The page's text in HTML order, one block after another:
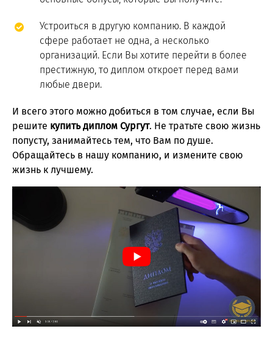
Устроиться в другую компанию. В каждой
сфере работает не одна, а несколько
организаций. Если Вы хотите перейти в более
престижную, то диплом откроет перед вами
любые двери.
И всего этого можно добиться в том случае, если Вы
решите купить диплом Сургут. Не тратьте свою жизнь
попусту, занимайтесь тем, что Вам по душе.
Обращайтесь в нашу компанию, и измените свою
жизнь к лучшему.